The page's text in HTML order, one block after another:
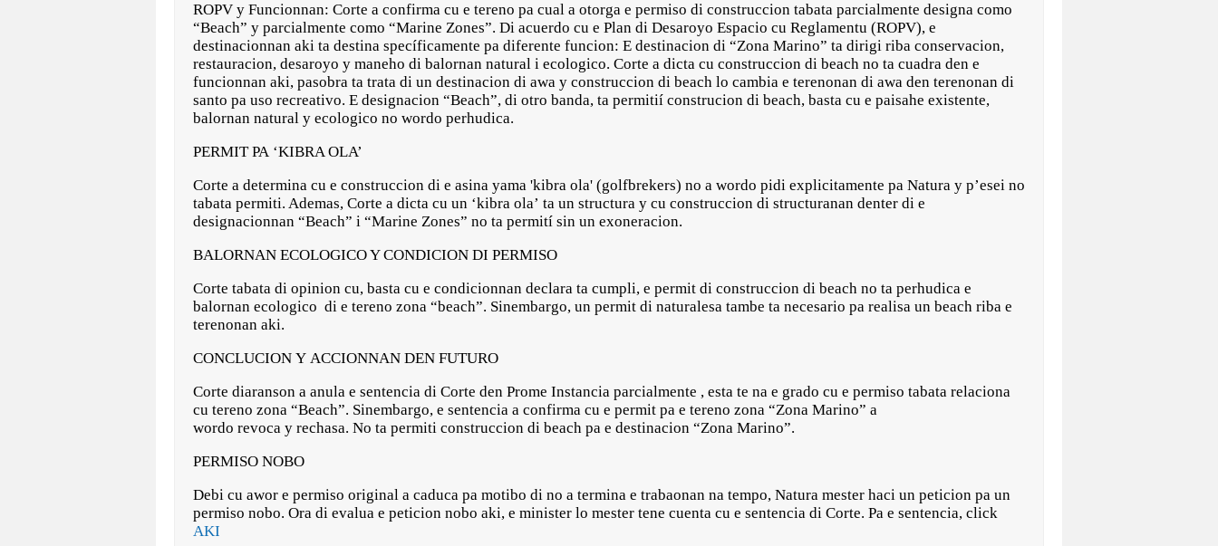
ROPV y Funcionnan: Corte a confirma cu e tereno pa cual a otorga e permiso di construccion tabata parcialmente designa como
“Beach” y parcialmente como “Marine Zones”. Di acuerdo cu e Plan di Desaroyo Espacio cu Reglamentu (ROPV), e
destinacionnan aki ta destina specíficamente pa diferente funcion: E destinacion di “Zona Marino” ta dirigi riba conservacion,
restauracion, desaroyo y maneho di balornan natural i ecologico. Corte a dicta cu construccion di beach no ta cuadra den e
funcionnan aki, pasobra ta trata di un destinacion di awa y construccion di beach lo cambia e terenonan di awa den terenonan di
santo pa uso recreativo. E designacion “Beach”, di otro banda, ta permitií construcion di beach, basta cu e paisahe existente,
balornan natural y ecologico no wordo perhudica.
PERMIT PA ‘KIBRA OLA’
Corte a determina cu e construccion di e asina yama 'kibra ola' (golfbrekers) no a wordo pidi explicitamente pa Natura y p’esei no
tabata permiti. Ademas, Corte a dicta cu un ‘kibra ola’ ta un structura y cu construccion di structuranan denter di e
designacionnan “Beach” i “Marine Zones” no ta permití sin un exoneracion.
BALORNAN ECOLOGICO Y CONDICION DI PERMISO
Corte tabata di opinion cu, basta cu e condicionnan declara ta cumpli, e permit di construccion di beach no ta perhudica e
balornan ecologico di e tereno zona “beach”. Sinembargo, un permit di naturalesa tambe ta necesario pa realisa un beach riba e
terenonan aki.
CONCLUCION Y ACCIONNAN DEN FUTURO
Corte diaranson a anula e sentencia di Corte den Prome Instancia parcialmente , esta te na e grado cu e permiso tabata relaciona
cu tereno zona “Beach”. Sinembargo, e sentencia a confirma cu e permit pa e tereno zona “Zona Marino” a
wordo revoca y rechasa. No ta permiti construccion di beach pa e destinacion “Zona Marino”.
PERMISO NOBO
Debi cu awor e permiso original a caduca pa motibo di no a termina e trabaonan na tempo, Natura mester haci un peticion pa un
permiso nobo. Ora di evalua e peticion nobo aki, e minister lo mester tene cuenta cu e sentencia di Corte. Pa e sentencia, click
AKI